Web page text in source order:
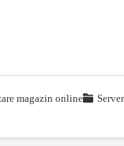
magazin online